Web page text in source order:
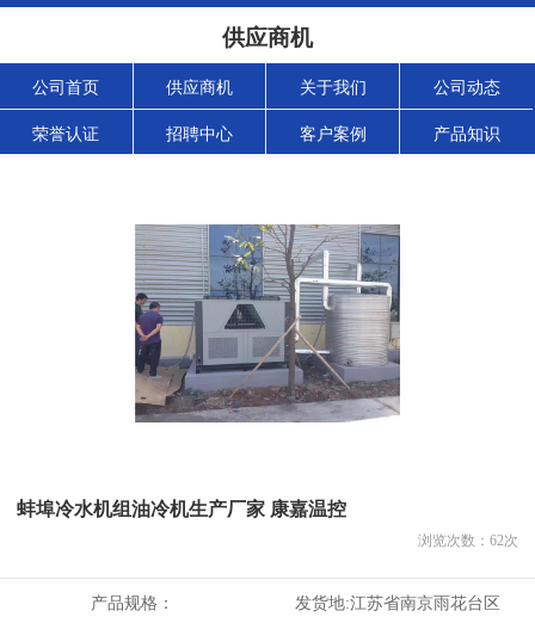
供应商机
公司首页 供应商机 关于我们 公司动态
荣誉认证 招聘中心 客户案例 产品知识
蚌埠冷水机组油冷机生产厂家 康嘉温控
浏览次数： 62次
产品规格： 发货地:江苏省南京雨花台区